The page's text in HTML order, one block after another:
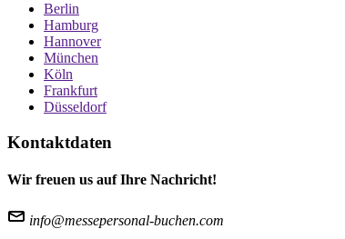
Berlin
Hamburg
Hannover
München
Köln
Frankfurt
Düsseldorf
Kontaktdaten
Wir freuen us auf Ihre Nachricht!
info@messepersonal-buchen.com